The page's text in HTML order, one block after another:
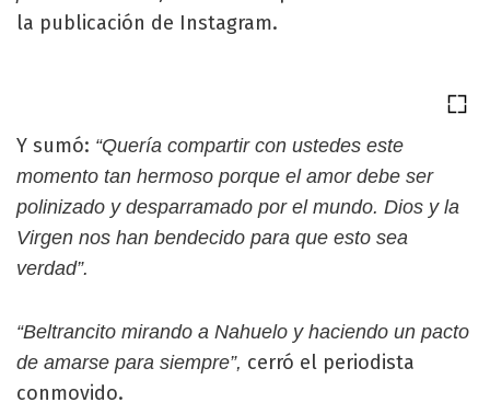
la publicación de Instagram.
Y sumó: “Quería compartir con ustedes este
momento tan hermoso porque el amor debe ser
polinizado y desparramado por el mundo. Dios y la
Virgen nos han bendecido para que esto sea
verdad”.
“Beltrancito mirando a Nahuelo y haciendo un pacto
de amarse para siempre”, cerró el periodista
conmovido.